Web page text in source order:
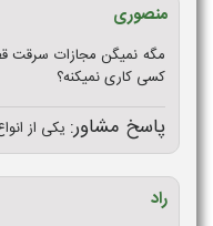
منصوری
مگه نمیگن مجازات سرقت
کسی کاری نمیکنه؟
پاسخ مشاور: یکی از
راد